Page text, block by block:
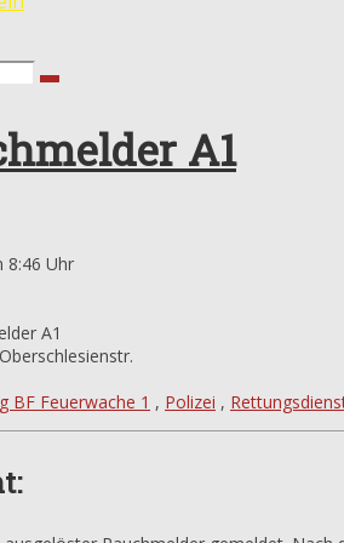
A1
8:46 Uhr
A1
BF Feuerwache 1 , Polizei ,